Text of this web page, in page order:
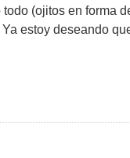
(ojitos en forma
estoy deseando